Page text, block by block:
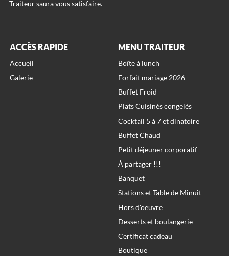
ACCÈS RAPIDE
Accueil
Galerie
MENU TRAITEUR
Boîte à lunch
Forfait mariage 2026
Buffet Froid
Plats Cuisinés congelés
Cocktail 5 à 7 et dinatoire
Buffet Chaud
Petit déjeuner corporatif
À partager !!!
Banquet
Stations et Table de Minuit
Hors d'oeuvre
Desserts et boulangerie
Certificat cadeau
Boutique